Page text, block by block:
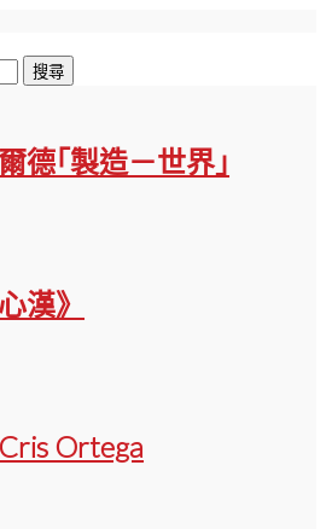
德｢製造－世界｣
漢》
Ortega